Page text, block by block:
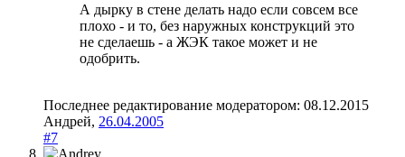
А дырку в стене делать надо если совсем все
плохо - и то, без наружных конструкций это
не сделаешь - а ЖЭК такое может и не
одобрить.
Последнее редактирование модератором: 08.12.2015
Андрей, 26.04.2005
#7